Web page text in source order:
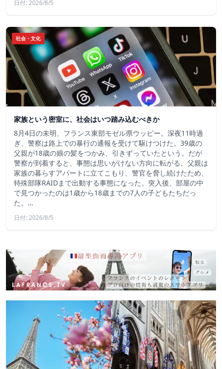
日付: 2026/8/5
社会・文化
家族という密室に、社会はいつ踏み込むべきか
8月4日の未明、フランス東部モゼル県ウッピー。深夜11時過
ぎ、警察は路上での暴行の通報を受けて駆けつけた。39歳の
父親が18歳の娘の髪をつかみ、引きずっていたという。だが
警察が到着すると、事態は思いがけない方向に転がる。父親は
家族の暮らすアパートに立てこもり、警官を脅し続けたため、
特殊部隊RAIDまで出動する事態になった。突入後、部屋の中
で見つかったのは1歳から18歳までの7人の子どもたちだっ
た。…
日付: 2026/8/5